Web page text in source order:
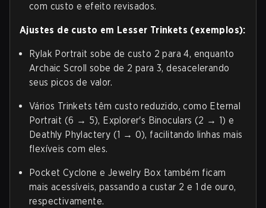
com custo e efeito revisados.
Ajustes de custo em Lesser Trinkets (exemplos):
Rylak Portrait sobe de custo 2 para 4, enquanto
Archaic Scroll sobe de 2 para 3, desacelerando
seus picos de valor.
Vários Trinkets têm custo reduzido, como Eternal
Portrait (6 → 5), Explorer's Binoculars (2 → 1) e
Deathly Phylactery (1 → 0), facilitando linhas mais
flexíveis com eles.
Pocket Cyclone e Jewelry Box também ficam
mais acessíveis, passando a custar 2 e 1 de ouro,
respectivamente.